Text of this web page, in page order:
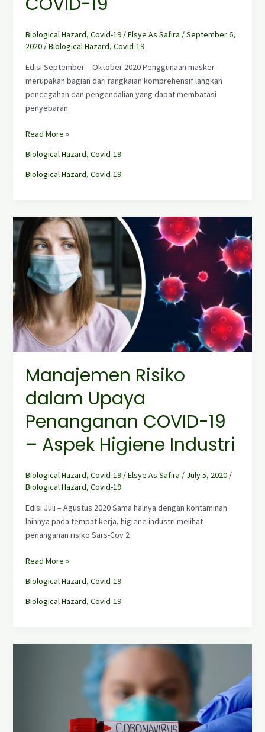
Biological Hazard, Covid-19/Elsye As Safira /September 6,
2020 /Biological Hazard, Covid-19
Edisi September – Oktober 2020 Penggunaan masker
merupakan bagian dari rangkaian komprehensif langkah
pencegahan dan pengendalian yang dapat membatasi
penyebaran
Read More »
Biological Hazard, Covid-19
Biological Hazard, Covid-19
Manajemen Risiko
dalam Upaya
Penanganan COVID-19
– Aspek Higiene Industri
Biological Hazard, Covid-19/Elsye As Safira / July 5, 2020 /
Biological Hazard, Covid-19
Edisi Juli – Agustus 2020 Sama halnya dengan kontaminan
lainnya pada tempat kerja, higiene industri melihat
penanganan risiko Sars-Cov 2
Manajemen
Risiko
dalam
Upaya
Penanganan
COVID-
19
–
Aspek
Higiene
Read More »
Biological Hazard, Covid-19
Biological Hazard, Covid-19